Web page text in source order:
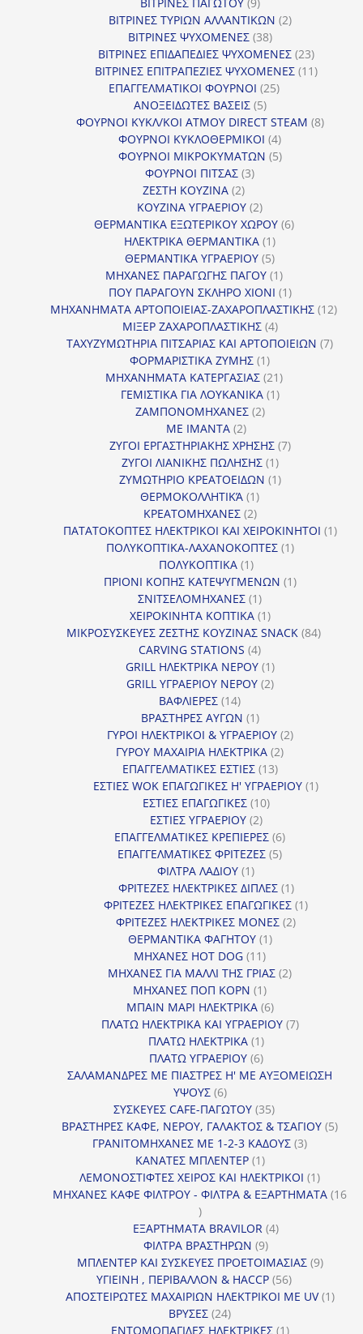
προϊόντα
ΒΙΤΡΙΝΕΣ ΤΥΡΙΩΝ ΑΛΛΑΝΤΙΚΩΝ 22
ΒΙΤΡΙΝΕΣ ΨΥΧΟΜΕΝΕΣ 3838
προϊόντα
ΒΙΤΡΙΝΕΣ ΕΠΙΔΑΠΕΔΙΕΣ ΨΥΧΟΜΕΝΕΣ 2323
προϊόντα
ΒΙΤΡΙΝΕΣ ΕΠΙΤΡΑΠΕΖΙΕΣ ΨΥΧΟΜΕΝΕΣ 1111
ΕΠΑΓΓΕΛΜΑΤΙΚΟΙ ΦΟΥΡΝΟΙ 2525
ΑΝΟΞΕΙΔΩΤΕΣ ΒΑΣΕΙΣ 55
προϊόντα
ΦΟΥΡΝΟΙ ΚΥΚΛ/ΚΟΙ ΑΤΜΟΥ DIRECT STEAM 88
ΦΟΥΡΝΟΙ ΚΥΚΛΟΘΕΡΜΙΚΟΙ 44
προϊόντα
ΦΟΥΡΝΟΙ ΜΙΚΡΟΚΥΜΑΤΩΝ 55
ΦΟΥΡΝΟΙ ΠΙΤΣΑΣ 33
ΖΕΣΤΗ ΚΟΥΖΙΝΑ 22
προϊόντα
ΚΟΥΖΙΝΑ ΥΓΡΑΕΡΙΟΥ 22
προϊόντα
ΘΕΡΜΑΝΤΙΚΑ ΕΞΩΤΕΡΙΚΟΥ ΧΩΡΟΥ 66
ΗΛΕΚΤΡΙΚΑ ΘΕΡΜΑΝΤΙΚΑ 11
προϊόν
ΘΕΡΜΑΝΤΙΚΑ ΥΓΡΑΕΡΙΟΥ 55
προϊόντα
ΜΗΧΑΝΕΣ ΠΑΡΑΓΩΓΗΣ ΠΑΓΟΥ 11
προϊόν
ΠΟΥ ΠΑΡΑΓΟΥΝ ΣΚΛΗΡΟ ΧΙΟΝΙ 11
προϊόν
ΜΗΧΑΝΗΜΑΤΑ ΑΡΤΟΠΟΙΕΙΑΣ-ΖΑΧΑΡΟΠΛΑΣΤΙΚΗΣ 1212
ΜΙΞΕΡ ΖΑΧΑΡΟΠΛΑΣΤΙΚΗΣ 44
προϊόντα
ΤΑΧΥΖΥΜΩΤΗΡΙΑ ΠΙΤΣΑΡΙΑΣ ΚΑΙ ΑΡΤΟΠΟΙΕΙΩΝ 77
ΦΟΡΜΑΡΙΣΤΙΚΑ ΖΥΜΗΣ 11
προϊόν
ΜΗΧΑΝΗΜΑΤΑ ΚΑΤΕΡΓΑΣΙΑΣ 2121
προϊόντα
ΓΕΜΙΣΤΙΚΑ ΓΙΑ ΛΟΥΚΑΝΙΚΑ 11
ΖΑΜΠΟΝΟΜΗΧΑΝΕΣ 22
ΜΕ ΙΜΑΝΤΑ 22
προϊόντα
ΖΥΓΟΙ ΕΡΓΑΣΤΗΡΙΑΚΗΣ ΧΡΗΣΗΣ 77
ΖΥΓΟΙ ΛΙΑΝΙΚΗΣ ΠΩΛΗΣΗΣ 11
προϊόν
ΖΥΜΩΤΗΡΙΟ ΚΡΕΑΤΟΕΙΔΩΝ 11
ΘΕΡΜΟΚΟΛΛΗΤΙΚΆ 11
προϊόν
ΚΡΕΑΤΟΜΗΧΑΝΕΣ 22
προϊόντα
ΠΑΤΑΤΟΚΟΠΤΕΣ ΗΛΕΚΤΡΙΚΟΙ ΚΑΙ ΧΕΙΡΟΚΙΝΗΤΟΙ 11
ΠΟΛΥΚΟΠΤΙΚΑ-ΛΑΧΑΝΟΚΟΠΤΕΣ 11
ΠΟΛΥΚΟΠΤΙΚΑ 11
προϊόν
ΠΡΙΟΝΙ ΚΟΠΗΣ ΚΑΤΕΨΥΓΜΕΝΩΝ 11
ΣΝΙΤΣΕΛΟΜΗΧΑΝΕΣ 11
προϊόν
ΧΕΙΡΟΚΙΝΗΤΑ ΚΟΠΤΙΚΑ 11
προϊόν
ΜΙΚΡΟΣΥΣΚΕΥΕΣ ΖΕΣΤΗΣ ΚΟΥΖΙΝΑΣ SNACK 8484
CARVING STATIONS 44
προϊόντα
GRILL ΗΛΕΚΤΡΙΚΑ ΝΕΡΟΥ 11
προϊόν
GRILL ΥΓΡΑΕΡΙΟΥ ΝΕΡΟΥ 22
ΒΑΦΛΙΕΡΕΣ 1414
προϊόντα
ΒΡΑΣΤΗΡΕΣ ΑΥΓΩΝ 11
προϊόν
ΓΥΡΟΙ ΗΛΕΚΤΡΙΚΟΙ & ΥΓΡΑΕΡΙΟΥ 22
ΓΥΡΟΥ ΜΑΧΑΙΡΙΑ ΗΛΕΚΤΡΙΚΑ 22
ΕΠΑΓΓΕΛΜΑΤΙΚΕΣ ΕΣΤΙΕΣ 1313
προϊόντα
ΕΣΤΙΕΣ WOK ΕΠΑΓΩΓΙΚΕΣ Η' ΥΓΡΑΕΡΙΟΥ 11
ΕΣΤΙΕΣ ΕΠΑΓΩΓΙΚΕΣ 1010
ΕΣΤΙΕΣ ΥΓΡΑΕΡΙΟΥ 22
προϊόντα
ΕΠΑΓΓΕΛΜΑΤΙΚΕΣ ΚΡΕΠΙΕΡΕΣ 66
προϊόντα
ΕΠΑΓΓΕΛΜΑΤΙΚΕΣ ΦΡΙΤΕΖΕΣ 55
ΦΙΛΤΡΑ ΛΑΔΙΟΥ 11
προϊόν
ΦΡΙΤΕΖΕΣ ΗΛΕΚΤΡΙΚΕΣ ΔΙΠΛΕΣ 11
προϊόν
ΦΡΙΤΕΖΕΣ ΗΛΕΚΤΡΙΚΕΣ ΕΠΑΓΩΓΙΚΕΣ 11
ΦΡΙΤΕΖΕΣ ΗΛΕΚΤΡΙΚΕΣ ΜΟΝΕΣ 22
ΘΕΡΜΑΝΤΙΚΑ ΦΑΓΗΤΟΥ 11
ΜΗΧΑΝΕΣ HOT DOG 1111
προϊόντα
ΜΗΧΑΝΕΣ ΓΙΑ ΜΑΛΛΙ ΤΗΣ ΓΡΙΑΣ 22
ΜΗΧΑΝΕΣ ΠΟΠ ΚΟΡΝ 11
προϊόν
ΜΠΑΙΝ ΜΑΡΙ ΗΛΕΚΤΡΙΚΑ 66
προϊόντα
ΠΛΑΤΩ ΗΛΕΚΤΡΙΚΑ ΚΑΙ ΥΓΡΑΕΡΙΟΥ 77
ΠΛΑΤΩ ΗΛΕΚΤΡΙΚΑ 11
προϊόν
ΠΛΑΤΩ ΥΓΡΑΕΡΙΟΥ 66
προϊόντα
ΣΑΛΑΜΑΝΔΡΕΣ ΜΕ ΠΙΑΣΤΡΕΣ Η' ΜΕ ΑΥΞΟΜΕΙΩΣΗ
ΥΨΟΥΣ 66
προϊόντα
ΣΥΣΚΕΥΕΣ CAFE-ΠΑΓΩΤΟΥ 3535
προϊόντα
ΒΡΑΣΤΗΡΕΣ ΚΑΦΕ, ΝΕΡΟΥ, ΓΑΛΑΚΤΟΣ & ΤΣΑΓΙΟΥ 55
ΓΡΑΝΙΤΟΜΗΧΑΝΕΣ ΜΕ 1-2-3 ΚΑΔΟΥΣ 33
ΚΑΝΑΤΕΣ ΜΠΛΕΝΤΕΡ 11
προϊόν
ΛΕΜΟΝΟΣΤΙΦΤΕΣ ΧΕΙΡΟΣ ΚΑΙ ΗΛΕΚΤΡΙΚΟΙ 11
προϊόν
ΜΗΧΑΝΕΣ ΚΑΦΕ ΦΙΛΤΡΟΥ - ΦΙΛΤΡΑ & ΕΞΑΡΤΗΜΑΤΑ 16
16
προϊόντα
ΕΞΑΡΤΗΜΑΤΑ BRAVILOR 44
ΦΙΛΤΡΑ ΒΡΑΣΤΗΡΩΝ 99
προϊόντα
ΜΠΛΕΝΤΕΡ ΚΑΙ ΣΥΣΚΕΥΕΣ ΠΡΟΕΤΟΙΜΑΣΙΑΣ 99
ΥΓΙΕΙΝΗ , ΠΕΡΙΒΑΛΛΟΝ & HACCP 5656
προϊόντα
ΑΠΟΣΤΕΙΡΩΤΕΣ ΜΑΧΑΙΡΙΩΝ ΗΛΕΚΤΡΙΚΟΙ ΜΕ UV 11
ΒΡΥΣΕΣ 2424
προϊόντα
ΕΝΤΟΜΟΠΑΓΙΔΕΣ ΗΛΕΚΤΡΙΚΕΣ 11